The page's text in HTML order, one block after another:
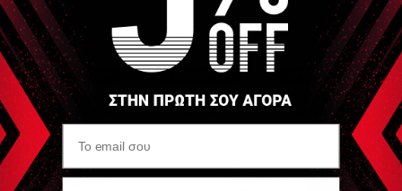
Κατάλληλο για όλες τις χρήσεις (Ηλεκτροθεραπεία, Υπέρηχο,
ΗΚΓ)
Είδες Πρόσφατα
FIAB
G006 - GEL FIAB